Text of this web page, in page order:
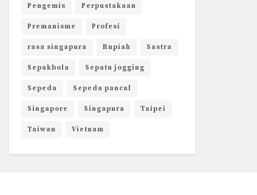
Pengemis Perpustakaan
Premanisme Profesi
rasa singapura Rupiah Sastra
Sepakbola Sepatu jogging
Sepeda Sepeda pancal
Singapore Singapura Taipei
Taiwan Vietnam